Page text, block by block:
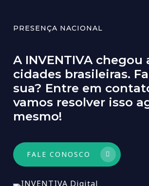
PRESENÇA NACIONAL
A INVENTIVA chegou
cidades brasileiras.
sua? Entre em
vamos resolver isso
mesmo!
FALE CONOSCO